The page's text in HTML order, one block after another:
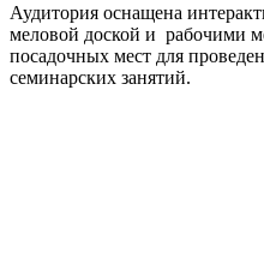
Аудитория оснащена
меловой доской и рабочими
посадочных мест для
семинарских занятий.